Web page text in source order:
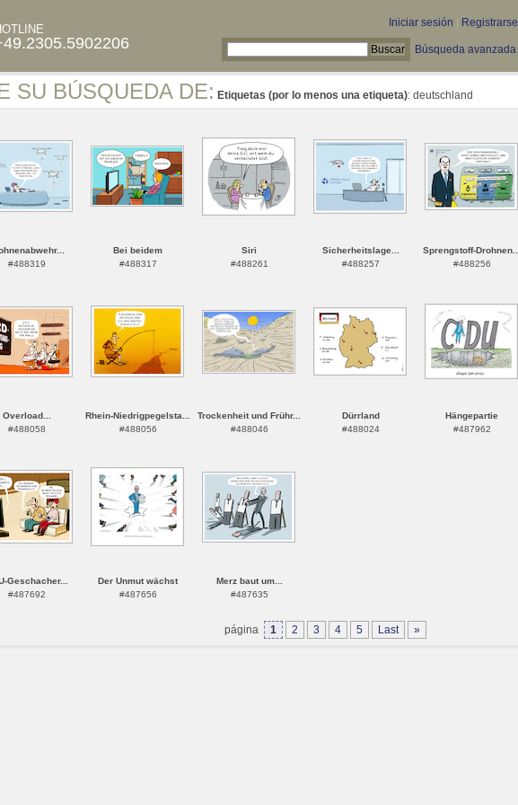
Iniciar sesión Registrarse
Búsqueda avanzada
SU BÚSQUEDA DE: Etiquetas (por lo menos una etiqueta): deutschland
#488319
Bei beidem
#488317
Siri
#488261
Sicherheitslage...
#488257
Sprengstoff-Drohnen...
#488256
Overload...
#488058
Rhein-Niedrigpegelsta...
#488056
Trockenheit und Frühr...
#488046
Dürrland
#488024
Hängepartie
#487962
Geschacher...
#487692
Der Unmut wächst
#487656
Merz baut um...
#487635
página 1 2 3 4 5 Last »